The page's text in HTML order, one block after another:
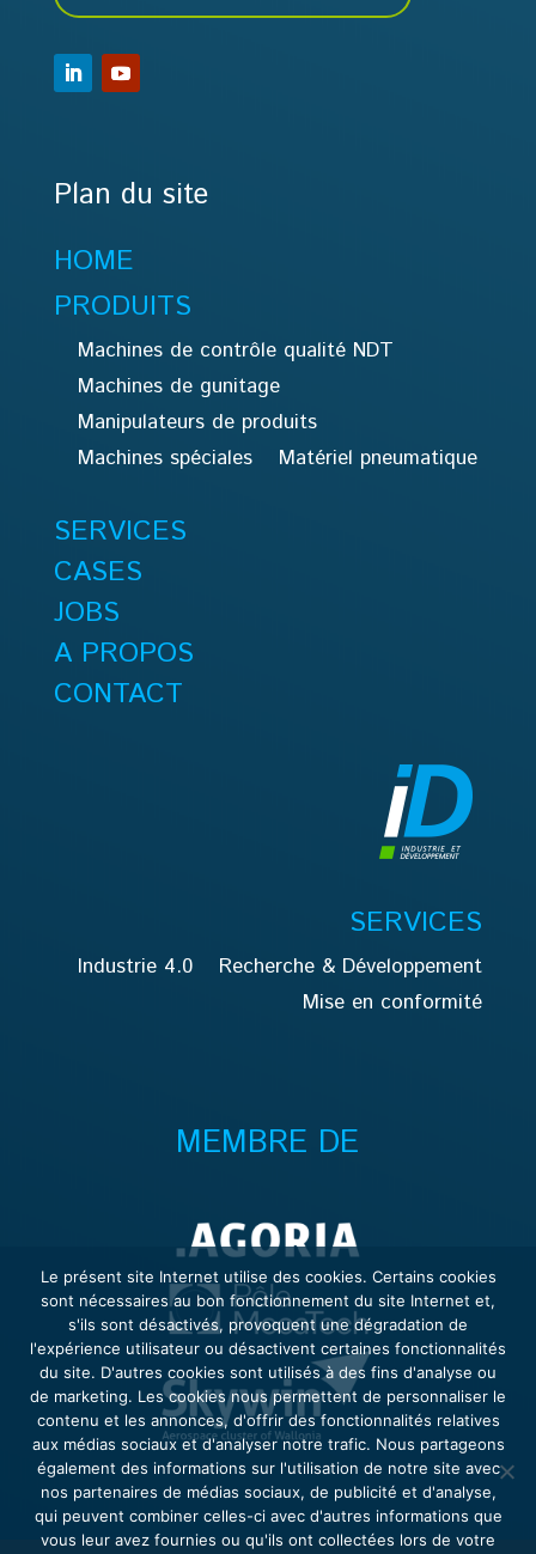
Plan du site
HOME
PRODUITS
Machines de contrôle qualité NDT
Machines de gunitage
Manipulateurs de produits
Machines spéciales
Matériel pneumatique
SERVICES
CASES
JOBS
A PROPOS
CONTACT
SERVICES
Industrie 4.0
Recherche & Développement
Mise en conformité
MEMBRE DE
Le présent site Internet utilise des cookies. Certains cookies
sont nécessaires au bon fonctionnement du site Internet et,
s'ils sont désactivés, provoquent une dégradation de
l'expérience utilisateur ou désactivent certaines fonctionnalités
du site. D'autres cookies sont utilisés à des fins d'analyse ou
de marketing. Les cookies nous permettent de personnaliser le
contenu et les annonces, d'offrir des fonctionnalités relatives
aux médias sociaux et d'analyser notre trafic. Nous partageons
également des informations sur l'utilisation de notre site avec
nos partenaires de médias sociaux, de publicité et d'analyse,
qui peuvent combiner celles-ci avec d'autres informations que
vous leur avez fournies ou qu'ils ont collectées lors de votre